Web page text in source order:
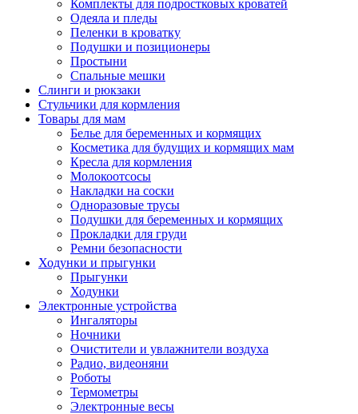
Комплекты для подростковых кроватей
Одеяла и пледы
Пеленки в кроватку
Подушки и позиционеры
Простыни
Спальные мешки
Слинги и рюкзаки
Стульчики для кормления
Товары для мам
Белье для беременных и кормящих
Косметика для будущих и кормящих мам
Кресла для кормления
Молокоотсосы
Накладки на соски
Одноразовые трусы
Подушки для беременных и кормящих
Прокладки для груди
Ремни безопасности
Ходунки и прыгунки
Прыгунки
Ходунки
Электронные устройства
Ингаляторы
Ночники
Очистители и увлажнители воздуха
Радио, видеоняни
Роботы
Термометры
Электронные весы